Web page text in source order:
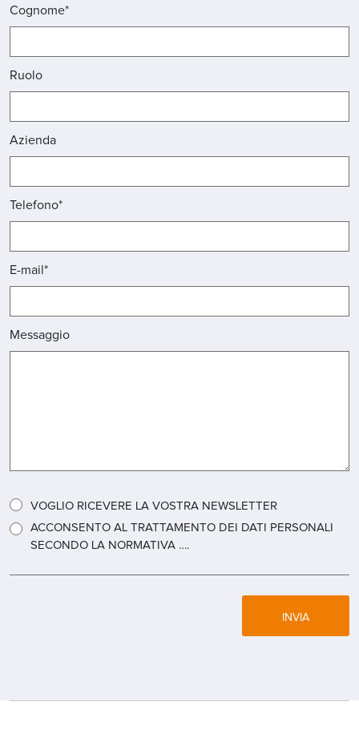
Cognome*
Ruolo
Azienda
Telefono*
E-mail*
Messaggio
VOGLIO RICEVERE LA VOSTRA NEWSLETTER
ACCONSENTO AL TRATTAMENTO DEI DATI PERSONALI
SECONDO LA NORMATIVA ….
INVIA